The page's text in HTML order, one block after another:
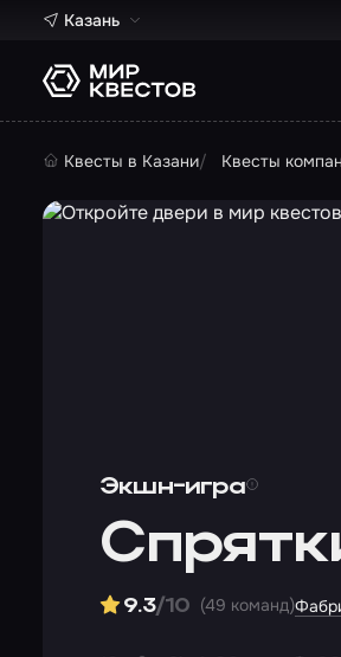
Казань
Квесты в Казани Квесты
Экшн-игра
9.3/10 (49 команд)